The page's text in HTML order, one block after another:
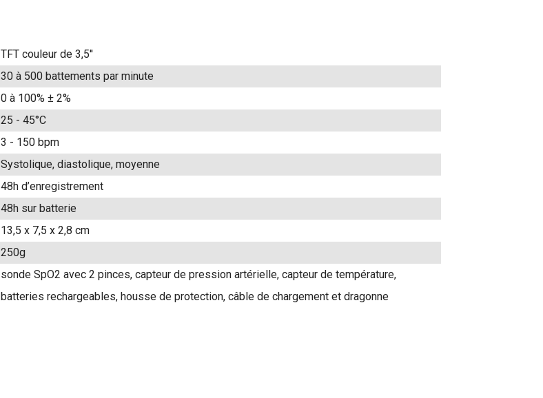
TFT couleur de 3,5''
30 à 500 battements par minute
0 à 100% ± 2%
25 - 45°C
3 - 150 bpm
Systolique, diastolique, moyenne
48h d’enregistrement
48h sur batterie
13,5 x 7,5 x 2,8 cm
250g
sonde SpO2 avec 2 pinces, capteur de pression artérielle, capteur de température,
batteries rechargeables, housse de protection, câble de chargement et dragonne